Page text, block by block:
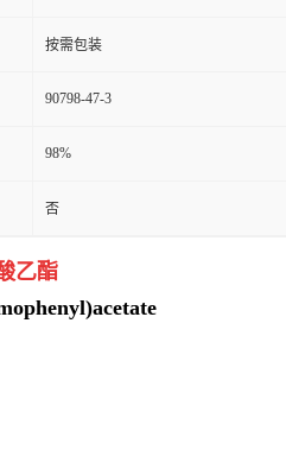
按需包装
90798-47-3
98%
否
乙酯